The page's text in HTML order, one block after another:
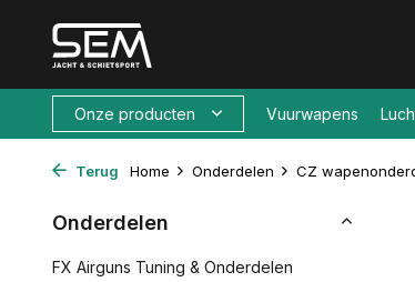
Onze producten Vuurwapens
Terug Home Onderdelen CZ
Onderdelen
FX Airguns Tuning & Onderdelen